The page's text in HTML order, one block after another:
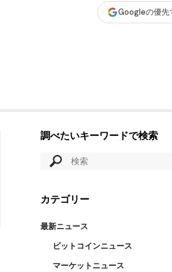
Googleの優先
調べたいキーワードで検索
カテゴリー
最新ニュース
ビットコインニュース
マーケットニュース